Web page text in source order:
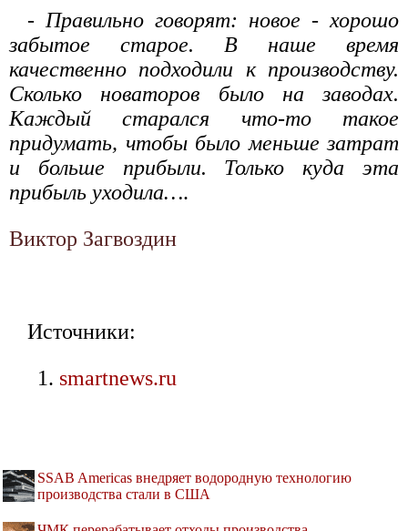
- Правильно говорят: новое - хорошо
забытое старое. В наше время
качественно подходили к производству.
Сколько новаторов было на заводах.
Каждый старался что-то такое
придумать, чтобы было меньше затрат
и больше прибыли. Только куда эта
прибыль уходила….
Виктор Загвоздин
Источники:
smartnews.ru
SSAB Americas внедряет водородную технологию
производства стали в США